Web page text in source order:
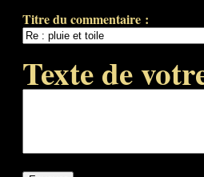
Titre du commentaire :
Texte de